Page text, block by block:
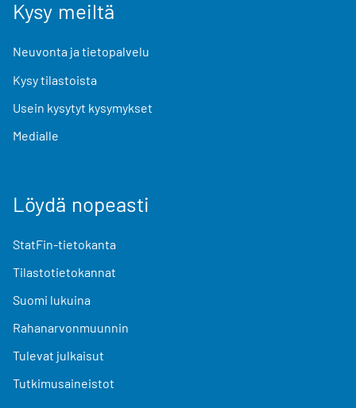
Kysy meiltä
Neuvonta ja tietopalvelu
Kysy tilastoista
Usein kysytyt kysymykset
Medialle
Löydä nopeasti
StatFin-tietokanta
Tilastotietokannat
Suomi lukuina
Rahanarvonmuunnin
Tulevat julkaisut
Tutkimusaineistot